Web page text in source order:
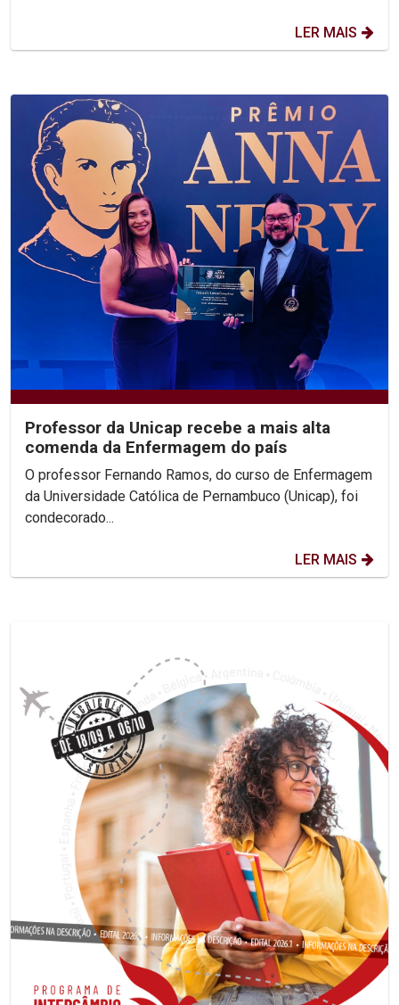
LER MAIS
Professor da Unicap recebe a mais alta
comenda da Enfermagem do país
O professor Fernando Ramos, do curso de Enfermagem
da Universidade Católica de Pernambuco (Unicap), foi
condecorado...
LER MAIS